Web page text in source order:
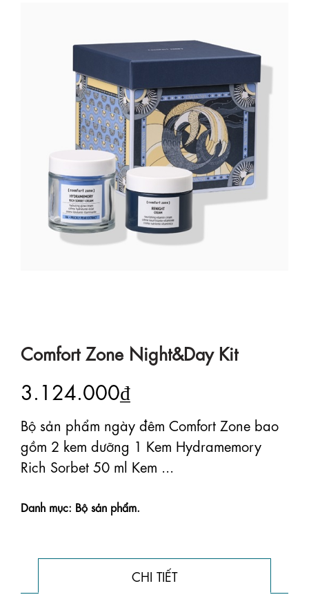
Comfort Zone Night&Day Kit
3.124.000₫
Bộ sản phẩm ngày đêm Comfort Zone bao
gồm 2 kem dưỡng 1 Kem Hydramemory
Rich Sorbet 50 ml Kem ...
Danh mục: Bộ sản phẩm.
CHI TIẾT